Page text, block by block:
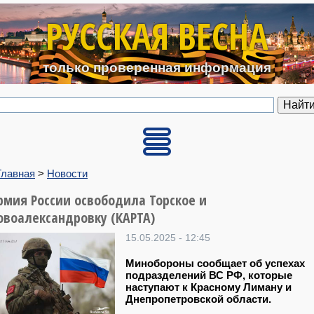
Перейти к основному
РУССКАЯ ВЕСНА
только проверенная информация
> Новости
России освободила Торское и
(КАРТА)
15.05.2025 - 12:45
Минобороны сообщает об успехах
подразделений ВС РФ, которые
наступают к Красному Лиману и
Днепропетровской области.